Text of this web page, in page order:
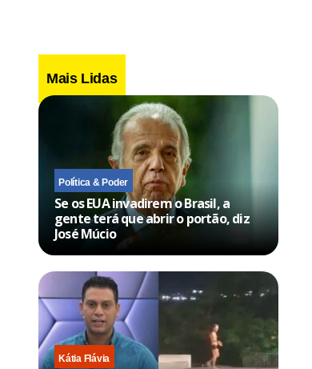
Mais Lidas
Política & Poder
Se os EUA invadirem o Brasil, a
gente terá que abrir o portão, diz
José Múcio
Kátia Flávia